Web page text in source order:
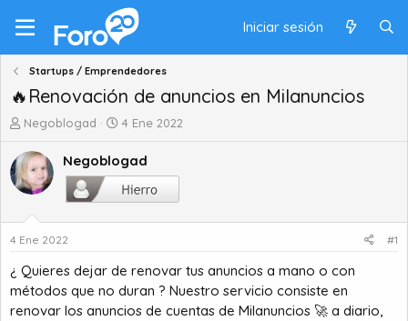
Iniciar sesión
Startups / Emprendedores
🔥Renovación de anuncios en Milanuncios
A
t
o
r
e
t
m
a
Negoblogad
F
c
h
a
e
i
c
i
4 Ene 2022
Negoblogad
4 Ene 2022 #1
¿ Quieres dejar de renovar tus anuncios a mano o con
métodos que no duran ? Nuestro servicio consiste en
renovar los anuncios de cuentas de Milanuncios 🚀 a diario,